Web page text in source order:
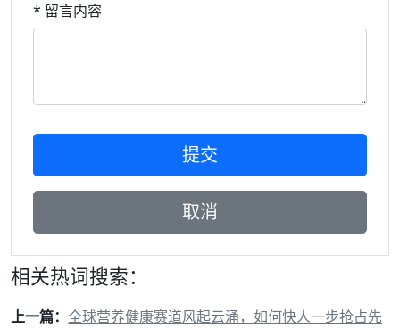
* 留言内容
相关热词搜索：
上一篇： 全球营养健康赛道风起云涌，如何快人一步抢占先